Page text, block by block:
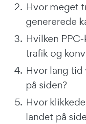
Hvor meget
genererede
Hvilken
trafik og
Hvor lang
på siden?
Hvor
landet på